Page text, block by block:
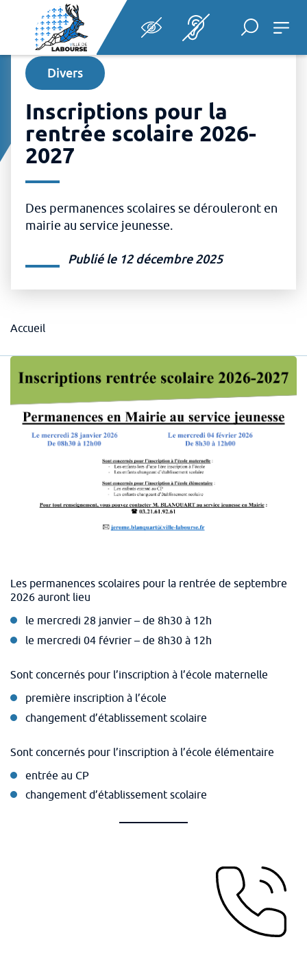
Aller au menu Rechercher
Accueil Afficher la
Ouvrir
Divers
Inscriptions pour la
rentrée scolaire 2026-
2027
Des permanences scolaires se dérouleront en
mairie au service jeunesse.
Publié le 12 décembre 2025
Fil
Accueil
Les permanences scolaires pour la rentrée de septembre
2026 auront lieu
le mercredi 28 janvier – de 8h30 à 12h
le mercredi 04 février – de 8h30 à 12h
Sont concernés pour l’inscription à l’école maternelle
première inscription à l’école
changement d’établissement scolaire
Sont concernés pour l’inscription à l’école élémentaire
entrée au CP
changement d’établissement scolaire
Panneau de gestion des cookies